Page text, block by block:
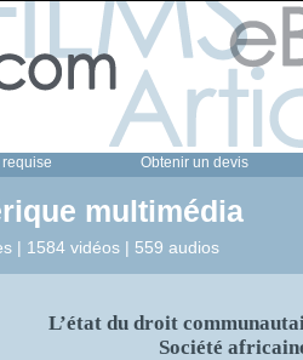
Obtenir un devis
multimédia
| 1584 vidéos | 559 audios
L’état du droit
Société